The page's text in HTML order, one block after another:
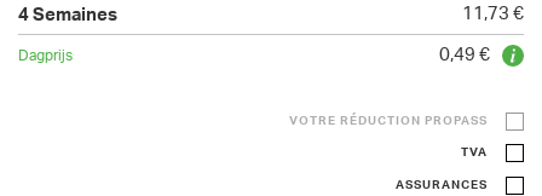
11,73 €
0,49 €
VOTRE RÉDUCTION PROPASS
TVA
ASSURANCES